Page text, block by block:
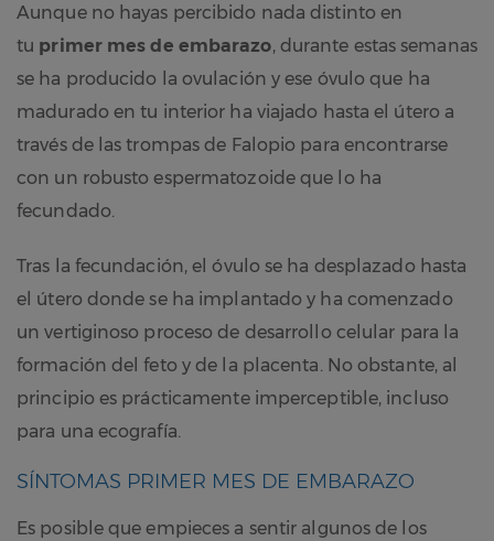
Aunque no hayas percibido nada distinto en
tu primer mes de embarazo, durante estas semanas
se ha producido la ovulación y ese óvulo que ha
madurado en tu interior ha viajado hasta el útero a
través de las trompas de Falopio para encontrarse
con un robusto espermatozoide que lo ha
fecundado.
Tras la fecundación, el óvulo se ha desplazado hasta
el útero donde se ha implantado y ha comenzado
un vertiginoso proceso de desarrollo celular para la
formación del feto y de la placenta. No obstante, al
principio es prácticamente imperceptible, incluso
para una ecografía.
SÍNTOMAS PRIMER MES DE EMBARAZO
Es posible que empieces a sentir algunos de los